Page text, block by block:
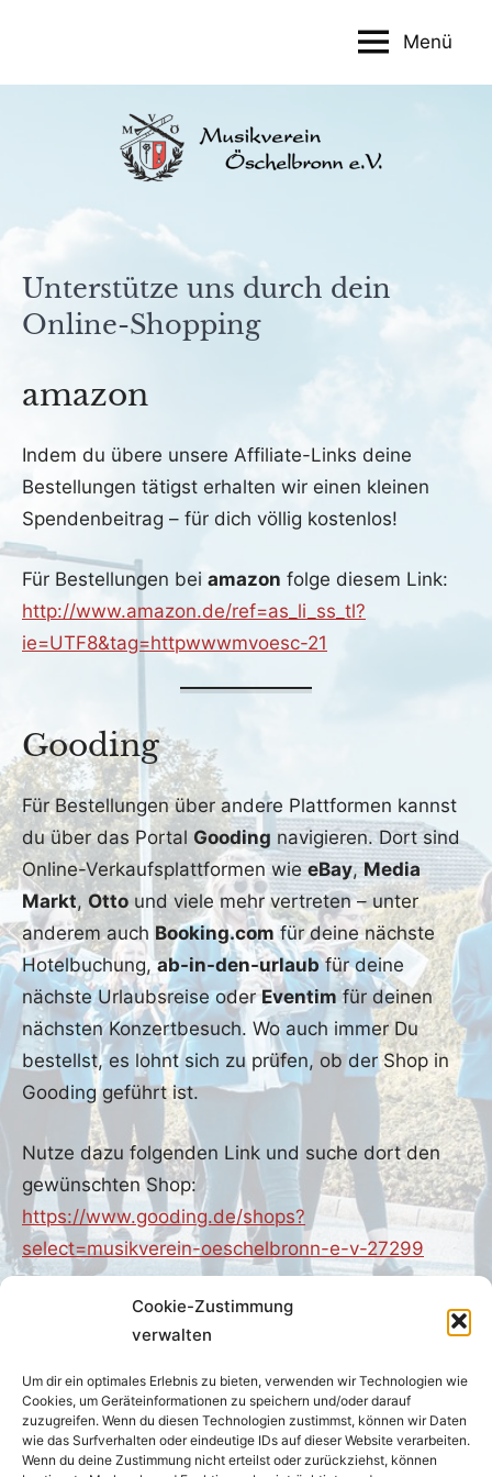
Cookie-Zustimmung
verwalten
Um dir ein optimales Erlebnis zu bieten, verwenden wir Technologien wie
Cookies, um Geräteinformationen zu speichern und/oder darauf
zuzugreifen. Wenn du diesen Technologien zustimmst, können wir Daten
wie das Surfverhalten oder eindeutige IDs auf dieser Website verarbeiten.
Wenn du deine Zustimmung nicht erteilst oder zurückziehst, können
Menü
Unterstütze uns durch dein
Online-Shopping
amazon
Indem du übere unsere Affiliate-Links deine
Bestellungen tätigst erhalten wir einen kleinen
Spendenbeitrag – für dich völlig kostenlos!
Für Bestellungen bei amazon folge diesem Link:
http://www.amazon.de/ref=as_li_ss_tl?
ie=UTF8&tag=httpwwwmvoesc-21
Gooding
Für Bestellungen über andere Plattformen kannst
du über das Portal Gooding navigieren. Dort sind
Online-Verkaufsplattformen wie eBay,Media
Markt, Otto und viele mehr vertreten – unter
anderem auch Booking.com für deine nächste
Hotelbuchung,ab-in-den-urlaubfür deine
nächste Urlaubsreise oderEventim für deinen
nächsten Konzertbesuch. Wo auch immer Du
bestellst, es lohnt sich zu prüfen, ob der Shop in
Gooding geführt ist.
Nutze dazu folgenden Link und suche dort den
gewünschten Shop:
https://www.gooding.de/shops?
select=musikverein-oeschelbronn-e-v-27299